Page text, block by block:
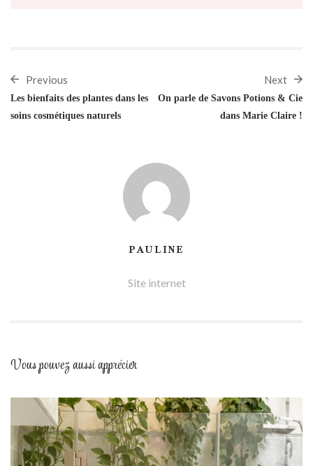
Previous
Les bienfaits des plantes dans les
soins cosmétiques naturels
Next
On parle de Savons Potions & Cie
dans Marie Claire !
PAULINE
Site internet
Vous pouvez aussiapprécier